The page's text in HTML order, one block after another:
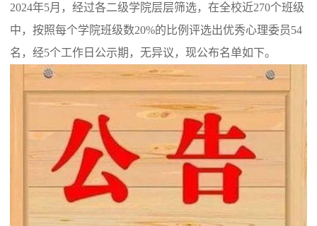
2024年5月，经过各二级学院层层筛选，在全校近270个班级
中，按照每个学院班级数20%的比例评选出优秀心理委员54
名，经5个工作日公示期，无异议，现公布名单如下。